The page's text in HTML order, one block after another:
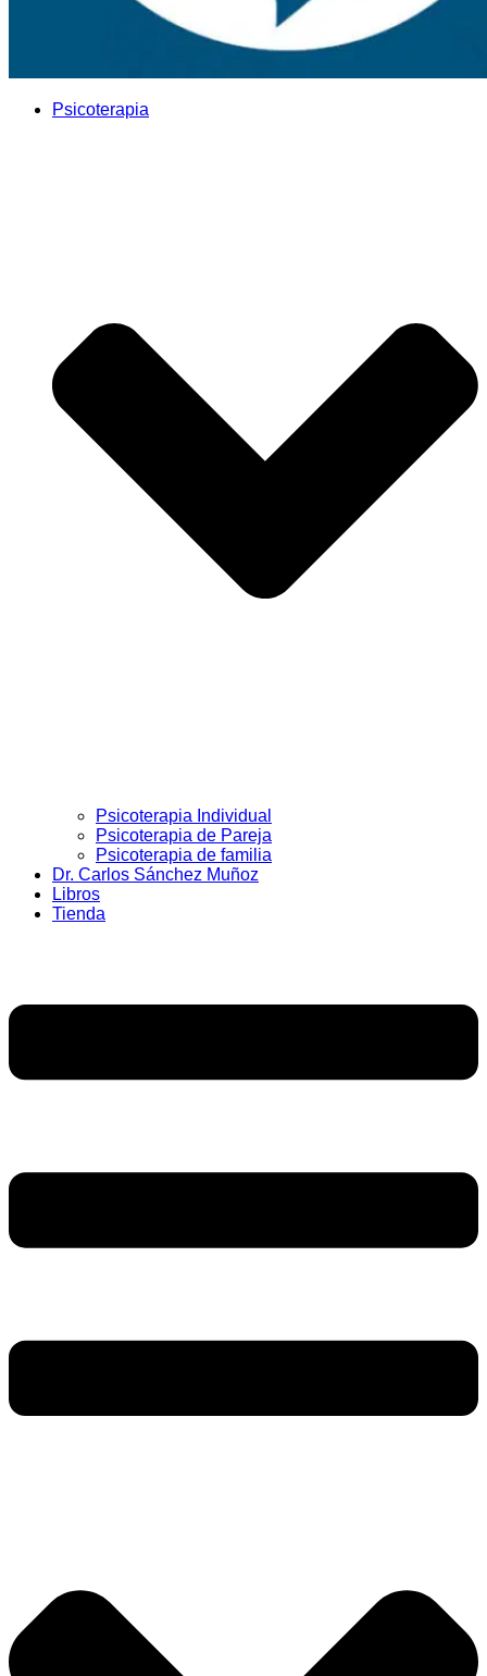
Psicoterapia
Psicoterapia Individual
Psicoterapia de Pareja
Psicoterapia de familia
Dr. Carlos Sánchez Muñoz
Libros
Tienda